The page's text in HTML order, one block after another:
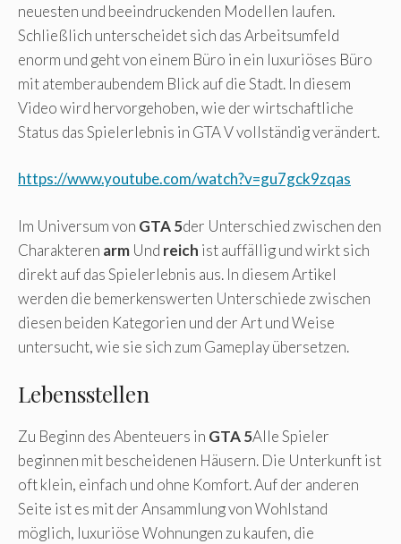
neuesten und beeindruckenden Modellen laufen.
Schließlich unterscheidet sich das Arbeitsumfeld
enorm und geht von einem Büro in ein luxuriöses Büro
mit atemberaubendem Blick auf die Stadt. In diesem
Video wird hervorgehoben, wie der wirtschaftliche
Status das Spielerlebnis in GTA V vollständig verändert.
https://www.youtube.com/watch?v=gu7gck9zqas
Im Universum von GTA 5der Unterschied zwischen den
Charakteren arm Und reich ist auffällig und wirkt sich
direkt auf das Spielerlebnis aus. In diesem Artikel
werden die bemerkenswerten Unterschiede zwischen
diesen beiden Kategorien und der Art und Weise
untersucht, wie sie sich zum Gameplay übersetzen.
Lebensstellen
Zu Beginn des Abenteuers in GTA 5Alle Spieler
beginnen mit bescheidenen Häusern. Die Unterkunft ist
oft klein, einfach und ohne Komfort. Auf der anderen
Seite ist es mit der Ansammlung von Wohlstand
möglich, luxuriöse Wohnungen zu kaufen, die